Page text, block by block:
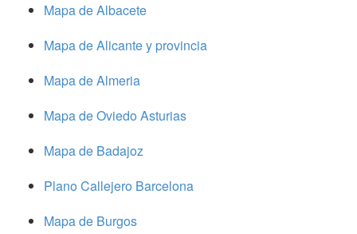
Mapa de Albacete
Mapa de Alicante y provincia
Mapa de Almeria
Mapa de Oviedo Asturias
Mapa de Badajoz
Plano Callejero Barcelona
Mapa de Burgos